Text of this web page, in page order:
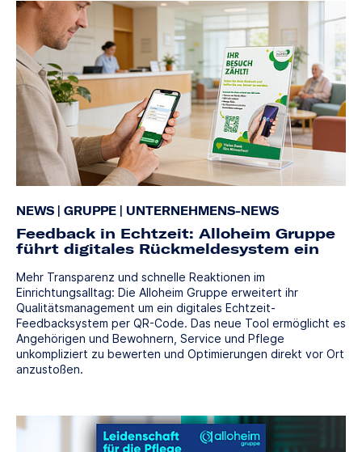
NEWS GRUPPE UNTERNEHMENS-NEWS
Feedback in Echtzeit: Alloheim Gruppe
führt digitales Rückmeldesystem ein
Mehr Transparenz und schnelle Reaktionen im
Einrichtungsalltag: Die Alloheim Gruppe erweitert ihr
Qualitätsmanagement um ein digitales Echtzeit-
Feedbacksystem per QR-Code. Das neue Tool ermöglicht es
Angehörigen und Bewohnern, Service und Pflege
unkompliziert zu bewerten und Optimierungen direkt vor Ort
anzustoßen.